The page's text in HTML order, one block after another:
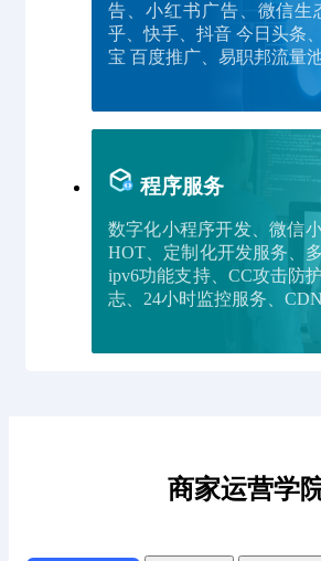
告、小红书广告、微信生
乎、快手、抖音 今日头条
宝 百度推广、易职邦流量
程序服务
数字化小程序开发、微信
HOT、定制化开发服务、
ipv6功能支持、CC攻击防
志、24小时监控服务、
商家运营学